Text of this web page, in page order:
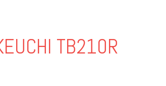
TB210R